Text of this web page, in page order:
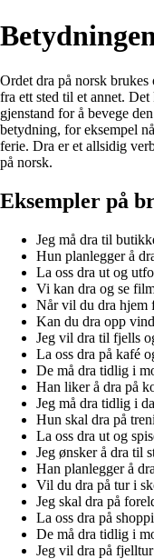
Ordet dra på norsk
fra ett sted til et annet.
gjenstand for å bevege
betydning, for eksempel
ferie. Dra er et allsidig
på norsk.
Eksempler på
Jeg må dra til
Hun planlegger å
La oss dra ut og
Vi kan dra og se
Når vil du dra hjem
Kan du dra opp
Jeg vil dra til fjells
La oss dra på kafé
De må dra tidlig i
Han liker å dra på
Jeg må dra tidlig i
Hun skal dra på
La oss dra ut og
Jeg ønsker å dra til
Han planlegger å
Vil du dra på tur i
Jeg skal dra på
La oss dra på
De må dra tidlig i
Jeg vil dra på